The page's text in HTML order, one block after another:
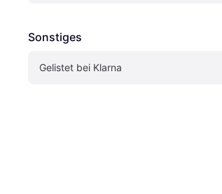
Sonstiges
Gelistet bei Klarna